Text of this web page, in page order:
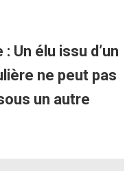
Un élu issu d’un
ne peut pas
un autre